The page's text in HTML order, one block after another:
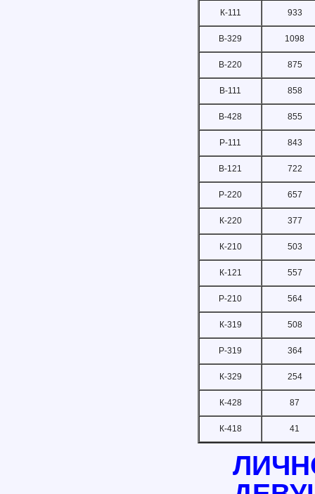
К-111 933
В-329 1098
В-220 875
В-111 858
В-428 855
Р-111 843
В-121 722
Р-220 657
К-220 377
К-210 503
К-121 557
Р-210 564
К-319 508
Р-319 364
К-329 254
К-428 87
К-418 41